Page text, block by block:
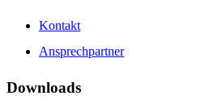
Kontakt
Ansprechpartner
Downloads